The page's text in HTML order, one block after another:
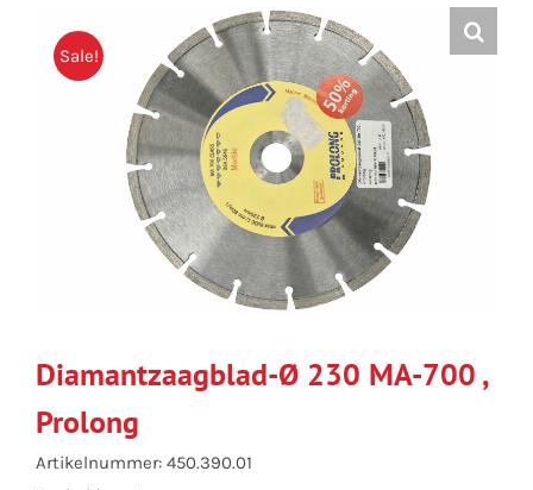
Sale!
Diamantzaagblad-Ø 230 MA-700 ,
Prolong
Artikelnummer: 450.390.01